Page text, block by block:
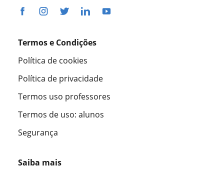
Termos e Condições
Política de cookies
Política de privacidade
Termos uso professores
Termos de uso: alunos
Segurança
Saiba mais